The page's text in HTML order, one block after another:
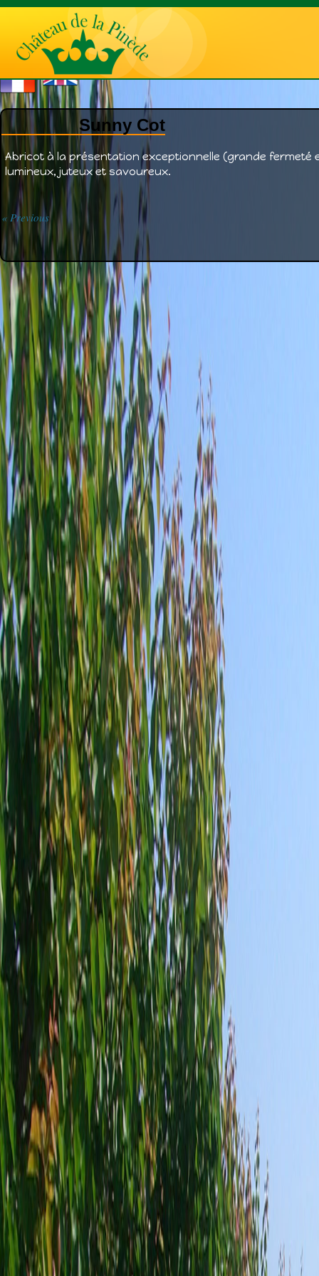
Sunny Cot
Abricot à la présentation exceptionnelle (grande
lumineux, juteux et savoureux.
« Previous